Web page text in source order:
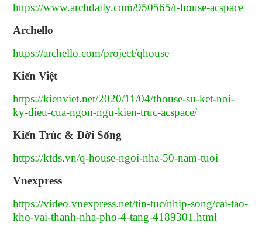
https://www.archdaily.com/950565/t-house-acspace
Archello
https://archello.com/project/qhouse
Kiến Việt
https://kienviet.net/2020/11/04/thouse-su-ket-noi-
ky-dieu-cua-ngon-ngu-kien-truc-acspace/
Kiến Trúc & Đời Sống
https://ktds.vn/q-house-ngoi-nha-50-nam-tuoi
Vnexpress
https://video.vnexpress.net/tin-tuc/nhip-song/cai-tao-
kho-vai-thanh-nha-pho-4-tang-4189301.html